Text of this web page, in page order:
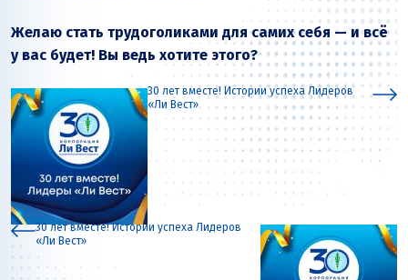
Желаю стать трудоголиками для самих себя — и всё
у вас будет! Вы ведь хотите этого?
30 лет вместе! Истории успеха Лидеров
«Ли Вест»
30 лет вместе! Истории успеха Лидеров
«Ли Вест»